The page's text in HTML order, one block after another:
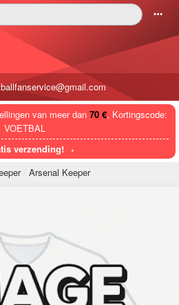
󰄒
van meer dan 70 €, Kortingscode:
VOETBAL
verzending!
Arsenal Keeper